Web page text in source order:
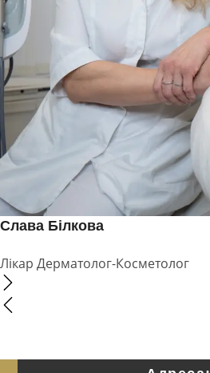
Слава Білкова
Лікар Дерматолог-Косметолог